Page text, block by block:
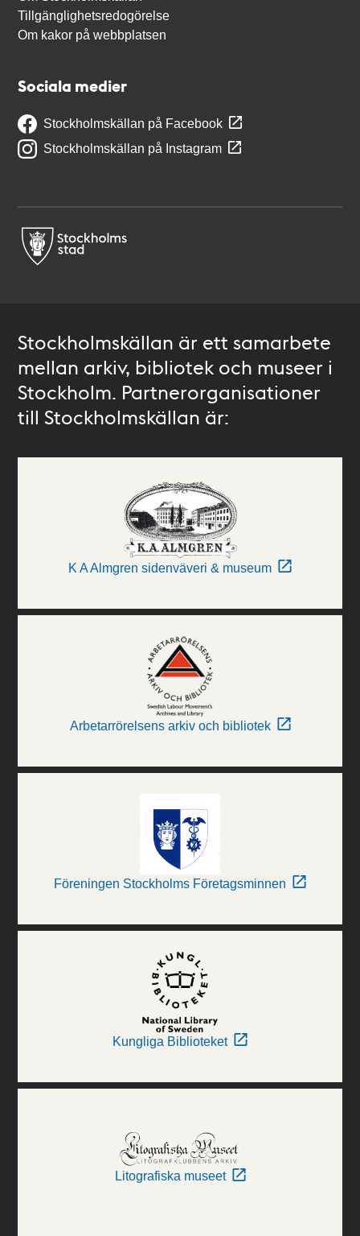
Tillgänglighetsredogörelse
Om kakor på webbplatsen
Sociala medier
Stockholmskällan på Facebook
Stockholmskällan på Instagram
Stockholmskällan är ett samarbete
mellan arkiv, bibliotek och museer i
Stockholm. Partnerorganisationer
till Stockholmskällan är:
K A Almgren sidenväveri & museum
Arbetarrörelsens arkiv och bibliotek
Föreningen Stockholms Företagsminnen
Kungliga Biblioteket
Litografiska museet